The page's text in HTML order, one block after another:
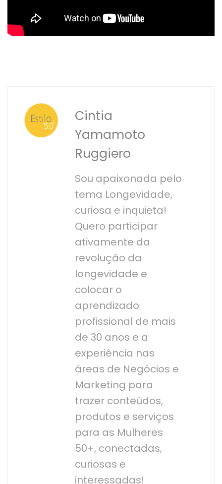
Cintia
Yamamoto
Ruggiero
Sou apaixonada pelo
tema Longevidade,
curiosa e inquieta!
Quero participar
ativamente da
revolução da
longevidade e
colocar o
aprendizado
profissional de mais
de 30 anos e a
experiência nas
áreas de Negócios e
Marketing para
trazer conteúdos,
produtos e serviços
para as Mulheres
50+, conectadas,
curiosas e
interessadas!